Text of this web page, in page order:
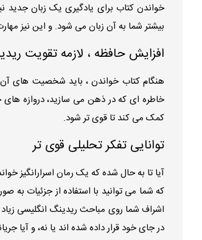
خواندن کتاب برای یادگیری یک زبان جدید
بیشتر شما به آن زبان می شود. و این نیز
افزایش حافظه ، لازمه تقویت
هنگام کتاب خواندن ، باید شخصیت های
خاطره ای که در ذهن می سازید، دروازه های
کمک می کند تا قوی تر شود.
توانایی تفکر تحلیلی قوی تر
آیا تا به حال شده که یک رمان اسرارانگیز
که شما می توانید با استفاده از جزئیات به
اشراف شما روی مباحث ریدینگ انگلیسی
در جای خود قرار داده شده اند یا نه، و آیا